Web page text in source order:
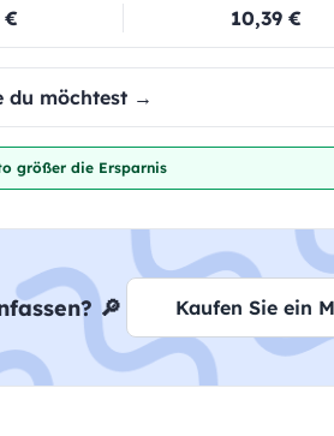
€ 10,39 €
du möchtest →
größer die Ersparnis
🔎 Kaufen Sie ein